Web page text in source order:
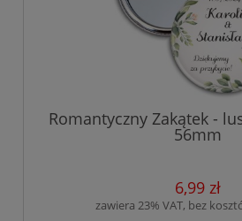
Romantyczny Zakątek -
56mm
6,99 zł
zawiera 23% VAT, bez